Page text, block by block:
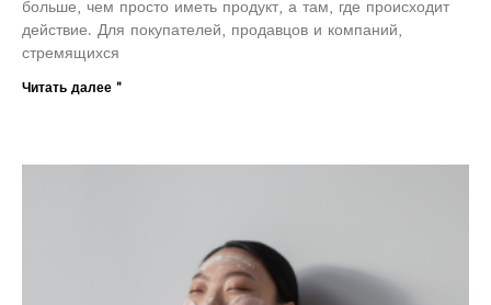
больше, чем просто иметь продукт, а там, где происходит
действие. Для покупателей, продавцов и компаний,
стремящихся
Читать далее "